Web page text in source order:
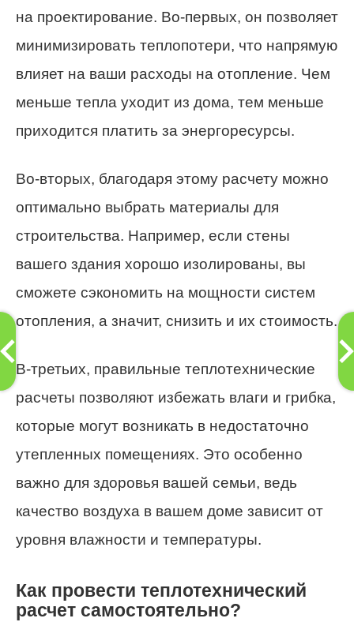
на проектирование. Во-первых, он позволяет
минимизировать теплопотери, что напрямую
влияет на ваши расходы на отопление. Чем
меньше тепла уходит из дома, тем меньше
приходится платить за энергоресурсы.
Во-вторых, благодаря этому расчету можно
оптимально выбрать материалы для
строительства. Например, если стены
вашего здания хорошо изолированы, вы
сможете сэкономить на мощности систем
отопления, а значит, снизить и их стоимость.
В-третьих, правильные теплотехнические
расчеты позволяют избежать влаги и грибка,
которые могут возникать в недостаточно
утепленных помещениях. Это особенно
важно для здоровья вашей семьи, ведь
качество воздуха в вашем доме зависит от
уровня влажности и температуры.
Как провести теплотехнический
расчет самостоятельно?